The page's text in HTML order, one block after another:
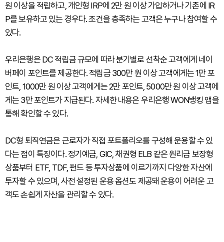
원 이상을 적립하고, 개인형 IRP에 2만 원 이상 가입하거나 기존에 IR
P를 보유하고 있는 경우다. 조건을 충족하는 고객은 누구나 참여할 수
있다.
우리은행은 DC 적립금 규모에 따라 분기별로 선착순 고객에게 네이
버페이 포인트를 제공한다. 적립금 300만 원 이상 고객에게는 1만 포
인트, 1000만 원 이상 고객에게는 2만 포인트, 5000만 원 이상 고객에
게는 3만 포인트가 지급된다. 자세한 내용은 우리은행 WON뱅킹 앱을
통해 확인할 수 있다.
DC형 퇴직연금은 근로자가 직접 포트폴리오를 구성해 운용할 수 있
다는 점이 특징이다. 정기예금, GIC, 채권형 ELB 같은 원리금 보장형
상품부터 ETF, TDF, 펀드 등 투자상품에 이르기까지 다양한 자산에
투자할 수 있으며, 사전 설정된 운용 옵션도 제공돼 운용이 어려운 고
객도 손쉽게 자산을 관리할 수 있다.